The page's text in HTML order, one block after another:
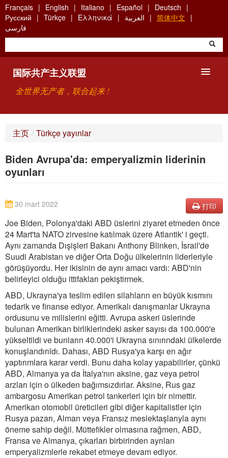
Skip
to
main
content
Français English Italiano Español
Deutsch
Русский
Türkçe Ελληνικά العربية
简体中文
فارسی
国际共产主义联盟
全世界无产者，联合起来 !
搜索
主页 / Türkçe yayınlar
Biden Avrupa'da: emperyalizmin liderinin
oyunları
打印
30 mart 2022
Joe Biden, Polonya'daki ABD üslerini ziyaret etmeden önce
24 Mart'ta NATO zirvesine katılmak üzere Atlantik' i geçti.
Aynı zamanda Dışişleri Bakanı Anthony Blinken, İsrail'de
Suudi Arabistan ve diğer Orta Doğu ülkelerinin liderleriyle
görüşüyordu. Her ikisinin de aynı amacı vardı: ABD'nin
belirleyici olduğu ittifakları pekiştirmek.
ABD, Ukrayna'ya teslim edilen silahların en büyük kısmını
tedarik ve finanse ediyor. Amerikalı danışmanlar Ukrayna
ordusunu ve milislerini eğitti. Avrupa askeri üslerinde
bulunan Amerikan birliklerindeki asker sayısı da 100.000'e
yükseltildi ve bunların 40.000'i Ukrayna sınırındaki ülkelerde
konuşlandırıldı. Dahası, ABD Rusya'ya karşı en ağır
yaptırımlara karar verdi. Bunu daha kolay yapabilirler, çünkü
ABD, Almanya ya da İtalya'nın aksine, gaz veya petrol
arzları için o ülkeden bağımsızdırlar. Aksine, Rus gaz
ambargosu Amerikan petrol tankerleri için bir nimettir.
Amerikan otomobil üreticileri gibi diğer kapitalistler için
Rusya pazarı, Alman veya Fransız meslektaşlarıyla aynı
öneme sahip değil. Müttefikler olmasına rağmen, ABD,
Fransa ve Almanya, çıkarları birbirinden ayrılan
emperyalizmlerle rekabet etmeye devam ediyor.